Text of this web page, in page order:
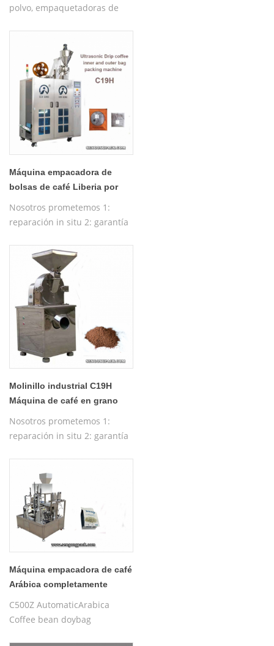
polvo, empaquetadoras de
Máquina empacadora de
bolsas de café Liberia por
Nosotros prometemos 1:
reparación in situ 2: garantía
máquina de prueba gratuita
4: formación gratuita sobre el
funcionamiento de la
máquina
Molinillo industrial C19H
Máquina de café en grano
Nosotros prometemos 1:
reparación in situ 2: garantía
4: formación gratuita sobre el
funcionamiento de la
máquina
Máquina empacadora de café
Arábica completamente
C500Z AutomaticArabica
Coffee bean doybag